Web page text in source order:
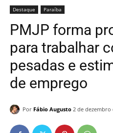
Destaque Paraí­ba
PMJP forma
para trabalhar
pesadas e
de emprego
Por Fábio Augusto 2 de dezembro